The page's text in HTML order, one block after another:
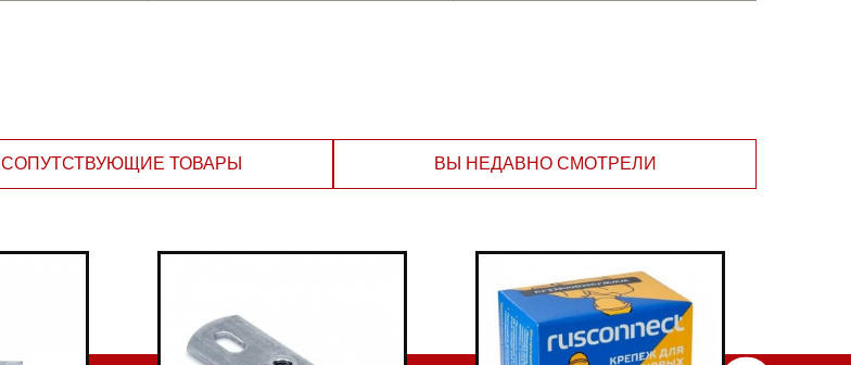
СОПУТСТВУЮЩИЕ ТОВАРЫ ВЫ НЕДАВНО СМОТРЕЛИ